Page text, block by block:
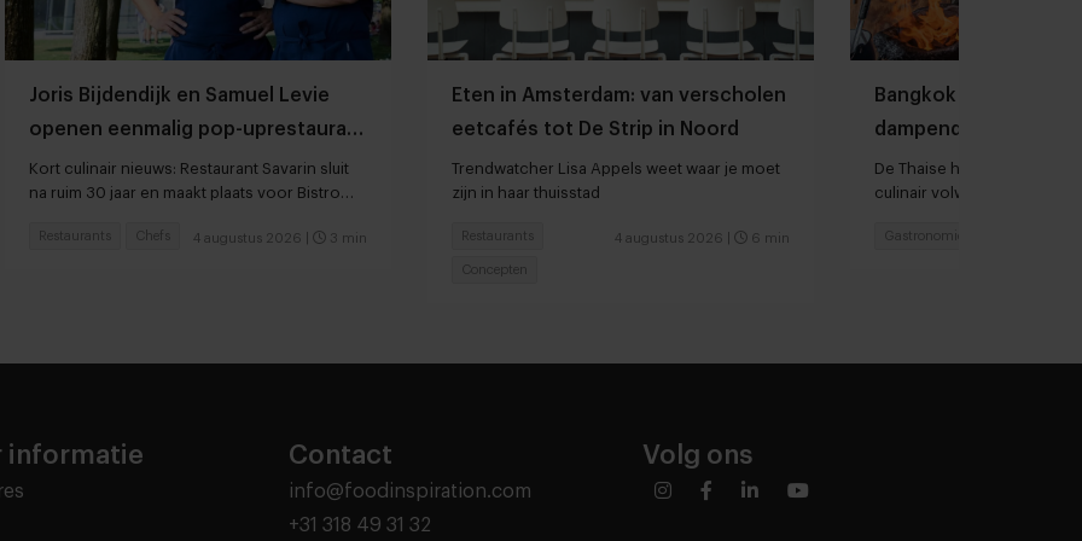
Joris Bijdendijk en Samuel Levie
openen eenmalig pop-uprestaurant
Café de Lepel
Kort culinair nieuws: Restaurant Savarin sluit
na ruim 30 jaar en maakt plaats voor Bistro
4 augustus 2026 3 min
Restaurants Chefs
Eten in Amsterdam: van verscholen
eetcafés tot De Strip in Noord
Trendwatcher Lisa Appels weet waar je moet
zijn in haar thuisstad
4 augustus 2026 6 min
Restaurants
Concepten
Bangkok is
dampende
De Thaise hoofdstad is in
culinair volwassen
Gastronomie
informatie Contact
info@foodinspiration.com
+31 318 49 31 32
Volg ons